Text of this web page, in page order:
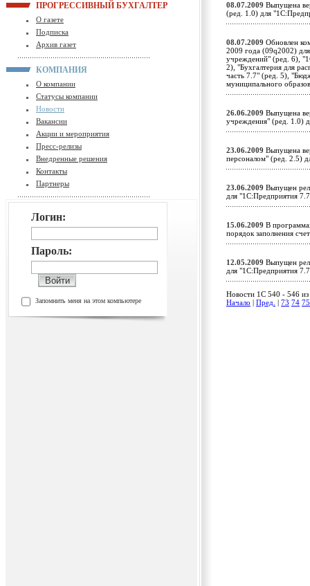
ПРОГРЕССИВНЫЙ БУХГАЛТЕР
О газете
Подписка
Архив газет
КОМПАНИЯ
О компании
Статусы компании
Новости
Вакансии
Акции и мероприятия
Пресс-релизы
Внедренные решения
Контакты
Партнеры
Логин:
Пароль:
Запомнить меня на этом компьютере
08.07.2009 Выпущена
(ред. 1.0) для
08.07.2009 Обновлен
2009 года (09q2002)
учреждений" (ред. 6),
2), "Бухгалтерия для
часть 7.7" (ред. 5),
муниципального
26.06.2009 Выпущена
учреждения" (ред. 1.0)
23.06.2009 Выпущена
персоналом" (ред. 2.5)
23.06.2009 Выпущен
для "1С:Предприятия
15.06.2009 В
порядок заполнения
12.05.2009 Выпущен
для "1С:Предприятия
Новости 1C 540 - 546
Начало
Пред. 73 74 75